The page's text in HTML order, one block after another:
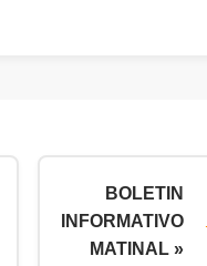
BOLETIN
INFORMATIVO
MATINAL »